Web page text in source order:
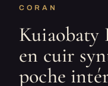
CORAN
Kuiaobaty
en cuir
poche